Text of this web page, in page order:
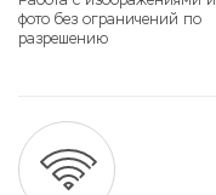
фото без ограничений по
разрешению